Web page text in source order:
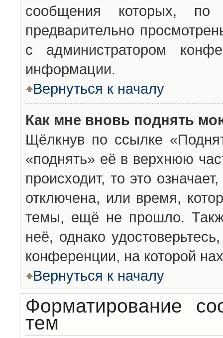
сообщения которых,
предварительно
с администратором
информации.
Вернуться к началу
Как мне вновь поднять
Щёлкнув по ссылке
«поднять» её в верхнюю
происходит, то это
отключена, или время,
темы, ещё не прошло.
неё, однако
конференции, на которой
Вернуться к началу
Форматирование
тем